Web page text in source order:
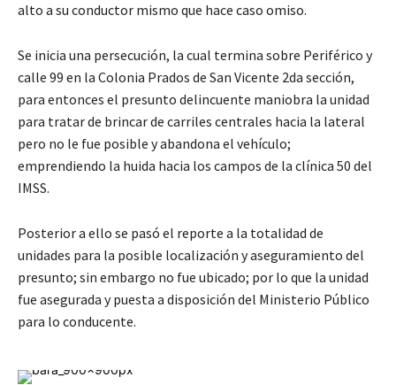
alto a su conductor mismo que hace caso omiso.
Se inicia una persecución, la cual termina sobre Periférico y
calle 99 en la Colonia Prados de San Vicente 2da sección,
para entonces el presunto delincuente maniobra la unidad
para tratar de brincar de carriles centrales hacia la lateral
pero no le fue posible y abandona el vehículo;
emprendiendo la huida hacia los campos de la clínica 50 del
IMSS.
Posterior a ello se pasó el reporte a la totalidad de
unidades para la posible localización y aseguramiento del
presunto; sin embargo no fue ubicado; por lo que la unidad
fue asegurada y puesta a disposición del Ministerio Público
para lo conducente.